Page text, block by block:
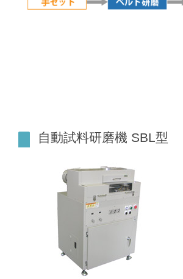
自動試料研磨機 SBL型